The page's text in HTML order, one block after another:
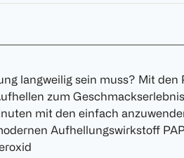
langweilig sein muss? Mit den
zum
mit den einfach
Aufhellungswirkstoff